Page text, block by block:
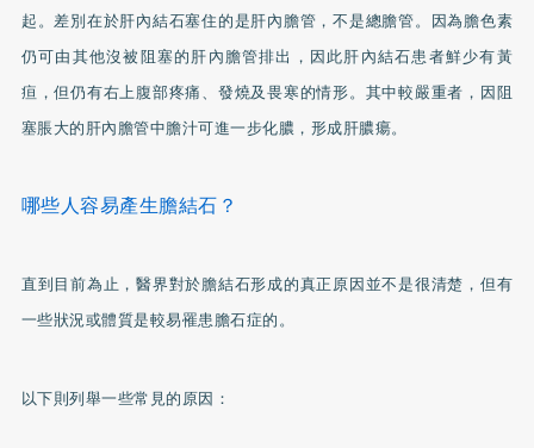
起。差別在於肝內結石塞住的是肝內膽管，不是總膽管。因為膽色素
仍可由其他沒被阻塞的肝內膽管排出，因此肝內結石患者鮮少有黃
疸，但仍有右上腹部疼痛、發燒及畏寒的情形。其中較嚴重者，因阻
塞脹大的肝內膽管中膽汁可進一步化膿，形成肝膿瘍。
哪些人容易產生膽結石？
直到目前為止，醫界對於膽結石形成的真正原因並不是很清楚，但有
一些狀況或體質是較易罹患膽石症的。
以下則列舉一些常見的原因：